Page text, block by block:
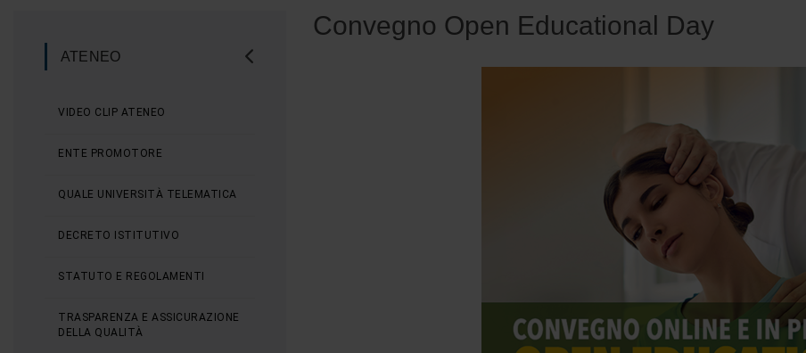
ATENEO
VIDEO CLIP ATENEO
ENTE PROMOTORE
QUALE UNIVERSITÀ TELEMATICA
DECRETO ISTITUTIVO
STATUTO E REGOLAMENTI
TRASPARENZA E ASSICURAZIONE
DELLA QUALITÀ
Convegno Open Educational Day